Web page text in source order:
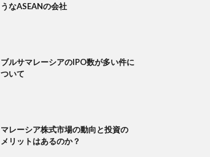
うなASEANの会社
ブルサマレーシアのIPO数が多い件に
ついて
マレーシア株式市場の動向と投資の
メリットはあるのか？